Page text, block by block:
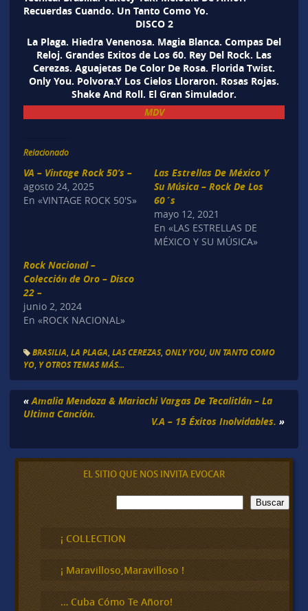
Recuerdas Cuando. Un Tanto Como Yo.
DISCO 2
La Plaga. Hiedra Venenosa. Magia Blanca. Compas Del
Reloj. Grandes Exitos de Los 60. Rey Del Rock. Las
Cerezas. Aguajetas De Color De Rosa. Florida Twist.
Only You. Polvora.Y Los Cielos Lloraron. Rosas Rojas.
Shake And Roll. El Gran Simulador.
MDV
Relacionado
VA – Vintage Rock 50’s –
agosto 24, 2025
En «VINTAGE ROCK 50'S»
Las Estrellas De México Y
Su Música – Rock De Los
60´s
mayo 12, 2021
En «LAS ESTRELLAS DE
MÉXICO Y SU MÚSICA»
Rock Nacional –
Colección de Oro – Disco
22 –
junio 2, 2024
En «ROCK NACIONAL»
BRASILIA, LA PLAGA, LAS CEREZAS, ONLY YOU, UN TANTO COMO
YO, Y OTROS TEMAS MÁS...
«Amalia Mendoza & Mariachi Vargas De Tecalitlán – La
Ultima Canción.
V.A – 15 Éxitos Inolvidables. »
EL SITIO QUE NOS INVITA EVOCAR
B
u
c
a
Buscar
¡ COLLECTION
¡ Maravilloso,Maravilloso !
… Cuba Cómo Te Añoro!